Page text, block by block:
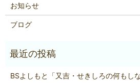
お知らせ
ブログ
BSよしもと「又吉・せきしろの何もし